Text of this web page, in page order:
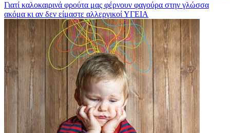
Γιατί καλοκαιρινά φρούτα μας φέρνουν φαγούρα στην γλώσσα
ακόμα κι αν δεν είμαστε αλλεργικοίΥΓΕΙΑ